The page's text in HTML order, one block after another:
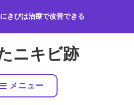
きびは治療で改善できる
ニキビ跡
メニュー